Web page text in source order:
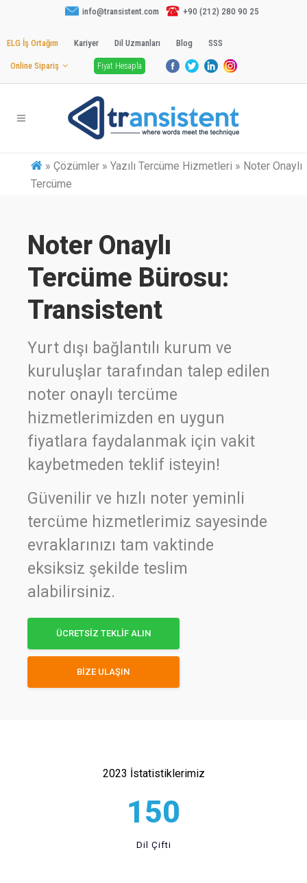
info@transistent.com +90 (212) 280 90 25
ELG İş Ortağım Kariyer Dil Uzmanları Blog SSS
Online Sipariş Fiyat Hesapla
» Çözümler » Yazılı Tercüme Hizmetleri » Noter Onaylı
Tercüme
Noter Onaylı
Tercüme Bürosu:
Transistent
Yurt dışı bağlantılı kurum ve
kuruluşlar tarafından talep edilen
noter onaylı tercüme
hizmetlerimizden en uygun
fiyatlara faydalanmak için vakit
kaybetmeden teklif isteyin!
Güvenilir ve hızlı noter yeminli
tercüme hizmetlerimiz sayesinde
evraklarınızı tam vaktinde
eksiksiz şekilde teslim
alabilirsiniz.
ÜCRETSİZ TEKLİF ALIN
BİZE ULAŞIN
2023 İstatistiklerimiz
150
Dil Çifti